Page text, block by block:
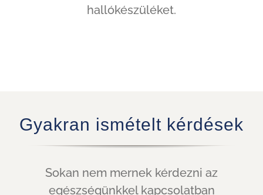
hallókészüléket.
Gyakran ismételt kérdések
Sokan nem mernek kérdezni az
egészségünkkel kapcsolatban